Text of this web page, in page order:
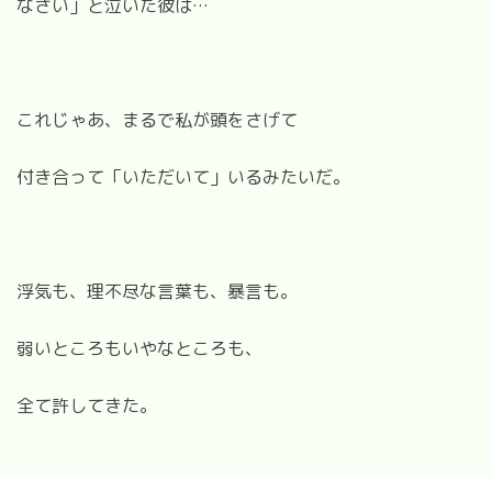
なさい」と泣いた彼は…
これじゃあ、まるで私が頭をさげて
付き合って「いただいて」いるみたいだ。
浮気も、理不尽な言葉も、暴言も。
弱いところもいやなところも、
全て許してきた。